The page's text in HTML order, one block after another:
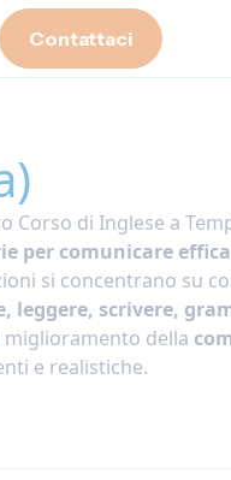
Contattaci
Corso di Inglese a
per comunicare
si concentrano su
leggere, scrivere,
miglioramento della
e realistiche.